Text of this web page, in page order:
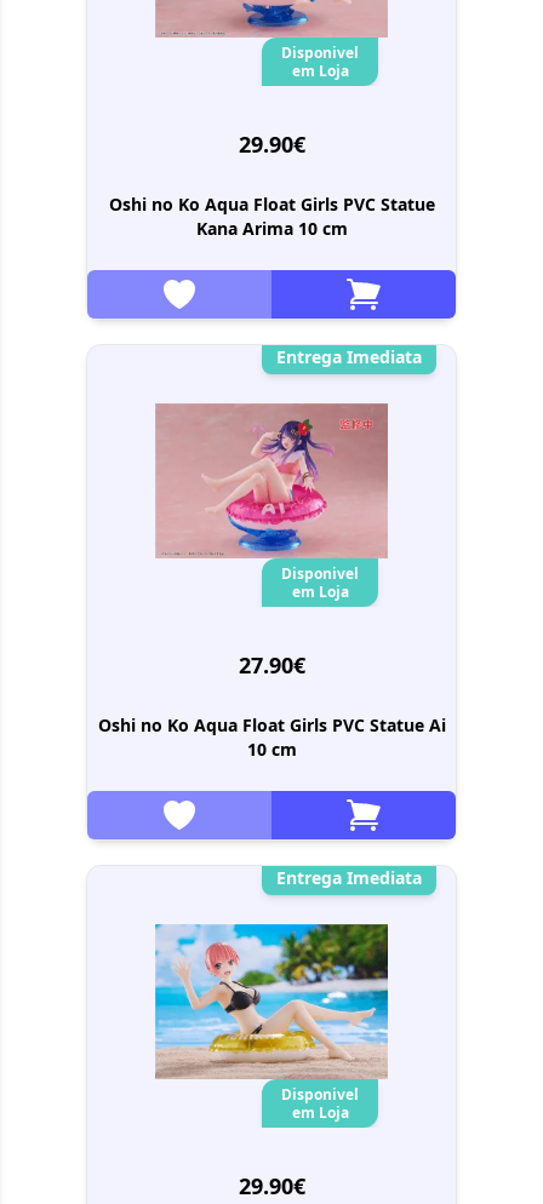
Disponivel
em Loja
29.90€
Oshi no Ko Aqua Float Girls PVC Statue
Kana Arima 10 cm
Entrega Imediata
Disponivel
em Loja
27.90€
Oshi no Ko Aqua Float Girls PVC Statue Ai
10 cm
Entrega Imediata
Disponivel
em Loja
29.90€